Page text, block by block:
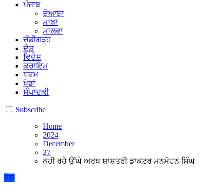
ਪੰਜਾਬ
ਦੋਆਬਾ
ਮਾਝਾ
ਮਾਲਵਾ
ਚੰਡੀਗੜ੍ਹ
ਦੇਸ਼
ਵਿਦੇਸ਼
ਕਰਾਇਮ
ਧਰਮ
ਖੇਡਾਂ
ਸੰਪਾਦਕੀ
Subscribe
Home
2024
December
27
ਨਹੀ ਰਹੇ ਉੱਘੇ ਅਰਥ ਸ਼ਾਸ਼ਤਰੀ ਡਾਕਟਰ ਮਨਮੋਹਨ ਸਿੰਘ
ਦੇਸ਼